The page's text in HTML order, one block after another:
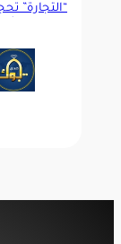
“التجارة”